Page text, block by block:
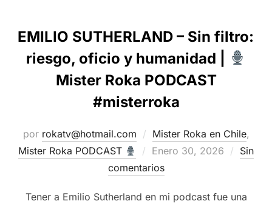
EMILIO SUTHERLAND – Sin filtro:
riesgo, oficio y humanidad |
Mister Roka PODCAST
#misterroka
por rokatv@hotmail.com Mister Roka en Chile,
Mister Roka PODCAST
Publicado
el
Enero 30, 2026
Sin
comentarios
Tener a Emilio Sutherland en mi podcast fue una